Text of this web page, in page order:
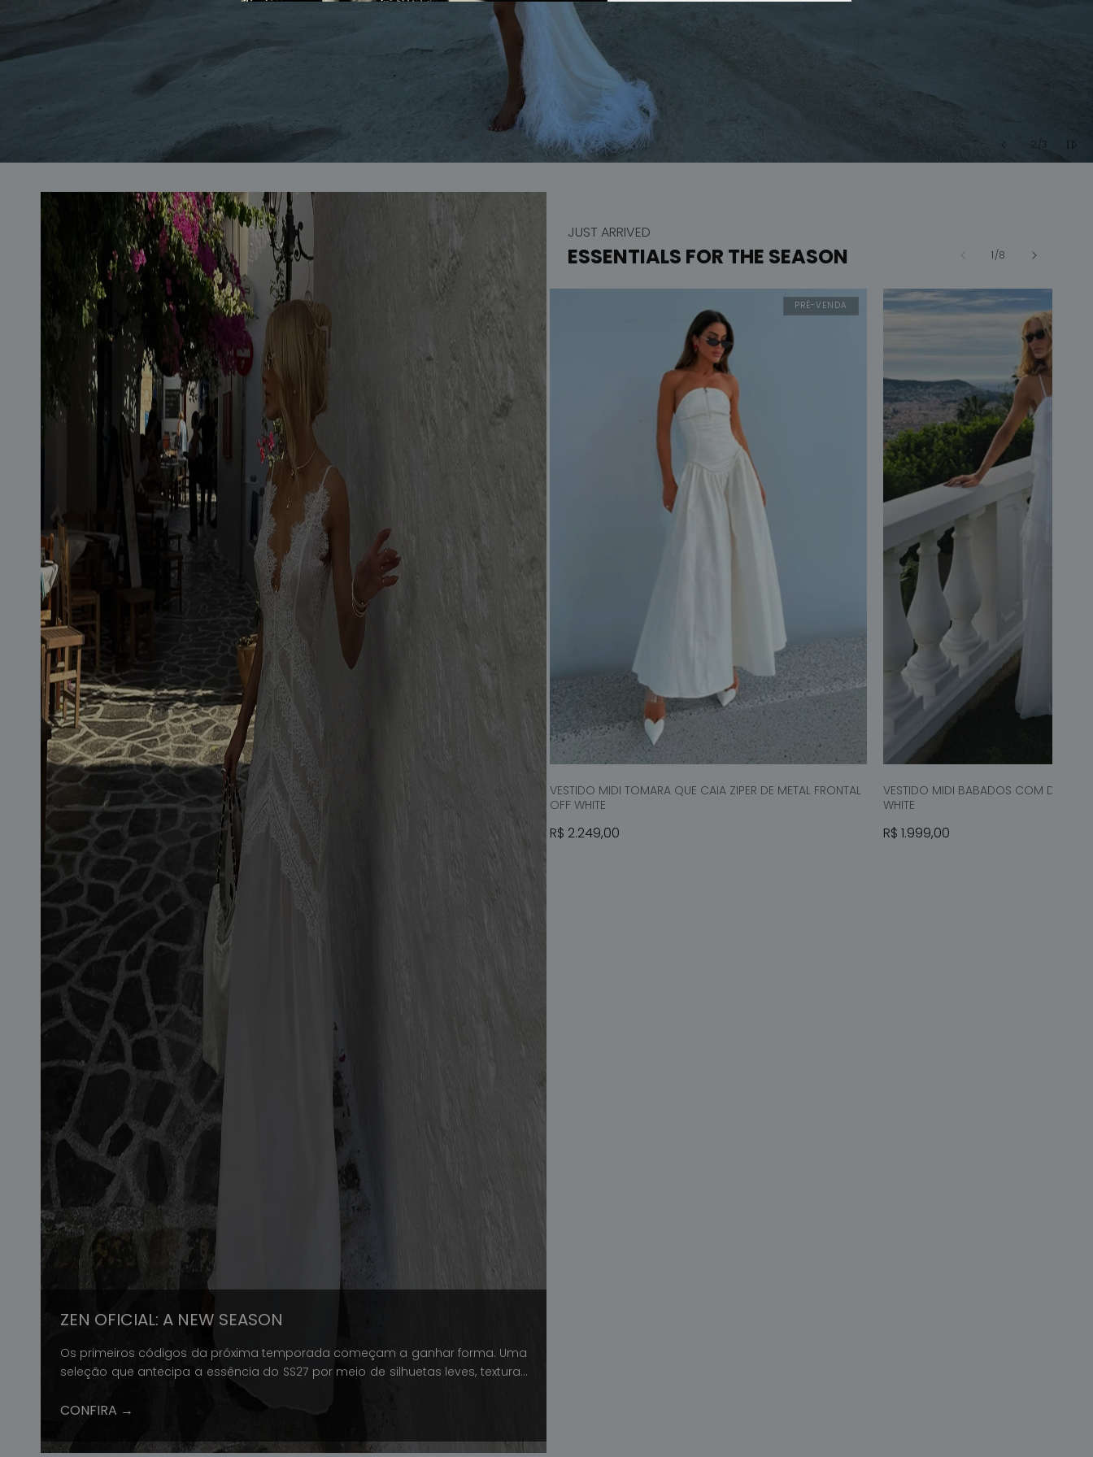
2/de
3
ZEN OFICIAL: A NEW SEASON
Os primeiros códigos da próxima temporada começam a ganhar forma. Uma
seleção que antecipa a essência do SS27 por meio de silhuetas leves, texturas
refinadas e elegância contemporânea.
CONFIRA →
JUST ARRIVED
ESSENTIALS FOR THE SEASON
PP G
ADICIONAR À SACOLA
PRÉ-VENDA
VESTIDO MIDI TOMARA QUE CAIA ZIPER DE METAL FRONTAL
OFF WHITE
Preço normal
R$ 2.249,00
P
VESTIDO MIDI BABADOS COM
WHITE
Preço normal
R$ 1.999,00
1/de
8